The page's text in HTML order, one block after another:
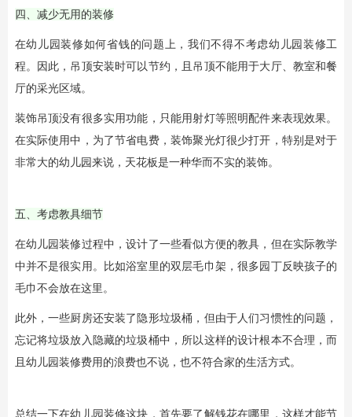
四、减少无用的装修
在幼儿园装修如何省钱的问题上，我们不得不考虑幼儿园装修工
程。因此，吊顶安装时可以节约，且吊顶不能用于大厅、教室和餐
厅的采光区域。
装饰吊顶没有很多实用功能，只能用射灯等照明配件来表现效果。
在实际使用中，为了节省电费，装饰聚光灯很少打开，特别是对于
非常大的幼儿园来说，天花板是一种华而不实的装饰。
五、考虑教具细节
在幼儿园装修过程中，设计了一些看似方便的教具，但在实际教学
中并不是很实用。比如浴室里的双层毛巾架，很多园丁反映孩子的
毛巾不会放在这里。
此外，一些厨房还安装了隐形垃圾桶，但由于人们习惯性的问题，
忘记将垃圾放入隐藏的垃圾桶中，所以这样的设计根本不合理，而
且幼儿园装修费用的浪费也不说，也不符合家的生活方式。
总结一下在幼儿园装修这块，首先要了解钱花在哪里，这样才能节